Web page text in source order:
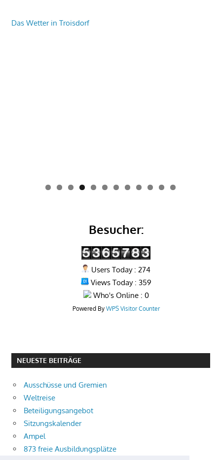
Das Wetter in Troisdorf
0 1 2
Besucher:
Users Today : 274
Views Today : 359
Who's Online : 0
Powered By WPS Visitor Counter
NEUESTE BEITRÄGE
Ausschüsse und Gremien
Weltreise
Beteiligungsangebot
Sitzungskalender
Ampel
873 freie Ausbildungsplätze